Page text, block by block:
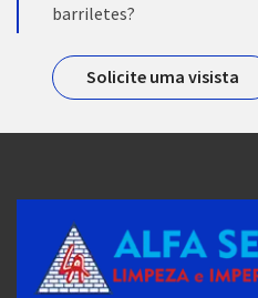
barriletes?
Solicite uma visista